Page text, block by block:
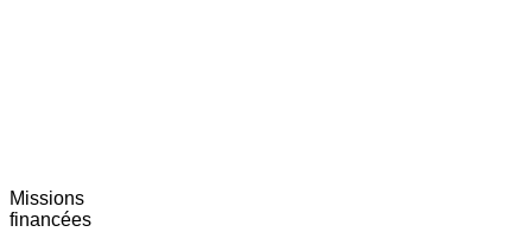
Missions
financées